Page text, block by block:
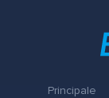
Principale